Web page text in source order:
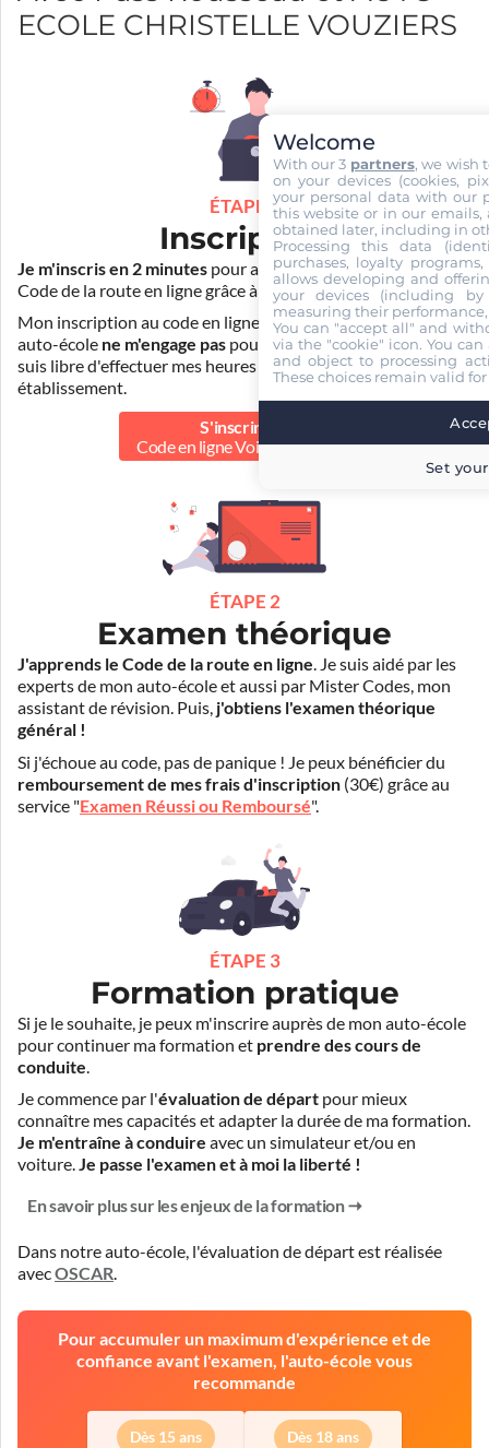
ECOLE CHRISTELLE VOUZIERS
ÉTAPE 1
Inscription
Je m'inscris en 2 minutes pour accéder à ma formation au
Code de la route en ligne grâce à
Pass Rousseau Voiture.
Mon inscription au code en ligne voiture auprès de mon
auto-école ne m'engage pas pour la suite de ma formation. Je
suis libre d'effectuer mes heures de conduite dans un autre
établissement.
S'inscrire au
Code en ligne Voiture 50.00 €
ÉTAPE 2
Examen théorique
J'apprends le Code de la route en ligne. Je suis aidé par les
experts de mon auto-école et aussi par Mister Codes, mon
assistant de révision. Puis, j'obtiens l'examen théorique
général !
Si j'échoue au code, pas de panique ! Je peux bénéficier du
remboursement de mes frais d'inscription (30€) grâce au
service "Examen Réussi ou Remboursé".
ÉTAPE 3
Formation pratique
Si je le souhaite, je peux m'inscrire auprès de mon auto-école
pour continuer ma formation et prendre des cours de
conduite.
Je commence par l'évaluation de départ pour mieux
connaître mes capacités et adapter la durée de ma formation.
Je m'entraîne à conduire avec un simulateur et/ou en
voiture.Je passe l'examen et à moi la liberté !
En savoir plus sur les enjeux de la formation
Dans notre auto-école, l'évaluation de départ est réalisée
avecOSCAR.
Pour accumuler un maximum d'expérience et de
confiance avant l'examen, l'auto-école vous
recommande
Dès 15 ans Dès 18 ans
Welcome
With our 3 partners, we wish
on your devices (cookies,
your personal data with our
this website or in our emails,
obtained later, including in
Processing this data
purchases, loyalty
allows developing and
your devices (including
measuring their
You can "accept all" and
via the "cookie" icon. You
and object to processing
These choices remain valid
Set